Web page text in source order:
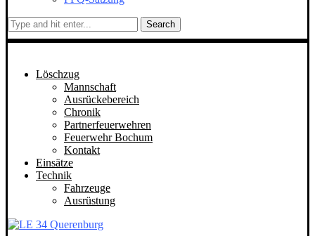
Search
Löschzug
Mannschaft
Ausrückebereich
Chronik
Partnerfeuerwehren
Feuerwehr Bochum
Kontakt
Einsätze
Technik
Fahrzeuge
Ausrüstung